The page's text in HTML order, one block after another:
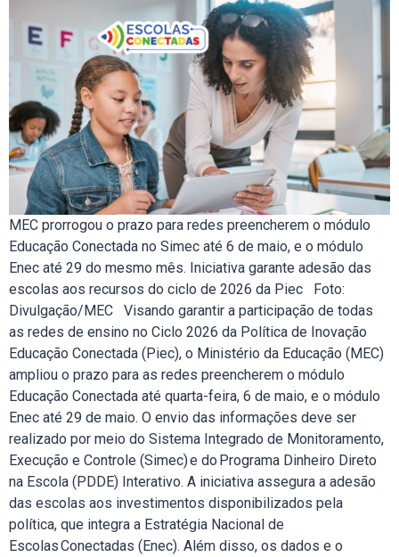
MEC prorrogou o prazo para redes preencherem o módulo
Educação Conectada no Simec até 6 de maio, e o módulo
Enec até 29 do mesmo mês. Iniciativa garante adesão das
escolas aos recursos do ciclo de 2026 da Piec Foto:
Divulgação/MEC Visando garantir a participação de todas
as redes de ensino no Ciclo 2026 da Política de Inovação
Educação Conectada (Piec), o Ministério da Educação (MEC)
ampliou o prazo para as redes preencherem o módulo
Educação Conectada até quarta-feira, 6 de maio, e o módulo
Enec até 29 de maio. O envio das informações deve ser
realizado por meio do Sistema Integrado de Monitoramento,
Execução e Controle (Simec) e do Programa Dinheiro Direto
na Escola (PDDE) Interativo. A iniciativa assegura a adesão
das escolas aos investimentos disponibilizados pela
política, que integra a Estratégia Nacional de
Escolas Conectadas (Enec). Além disso, os dados e o